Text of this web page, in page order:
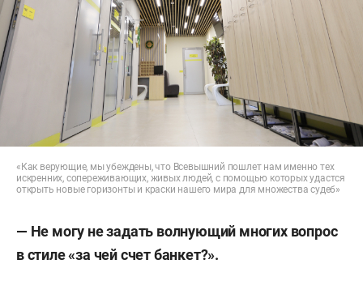
«Как верующие, мы убеждены, что Всевышний пошлет нам именно тех
искренних, сопереживающих, живых людей, с помощью которых удастся
открыть новые горизонты и краски нашего мира для множества судеб»
— Не могу не задать волнующий многих вопрос
в стиле «за чей счет банкет?».